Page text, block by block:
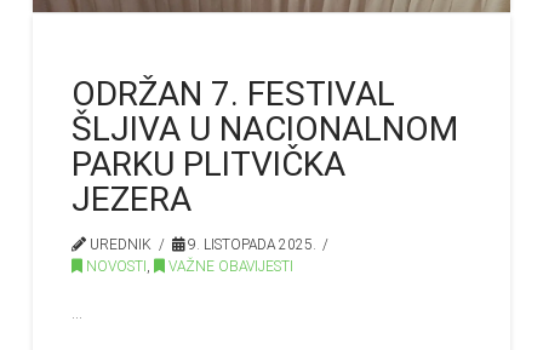
ODRŽAN 7. FESTIVAL
ŠLJIVA U NACIONALNOM
PARKU PLITVIČKA
JEZERA
UREDNIK
9. LISTOPADA 2025.
NOVOSTI , VAŽNE OBAVIJESTI